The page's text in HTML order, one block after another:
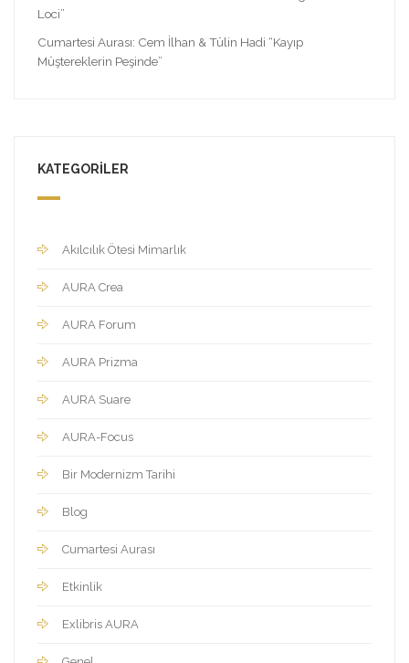
Loci”
Cumartesi Aurası: Cem İlhan & Tülin Hadi “Kayıp
Müştereklerin Peşinde”
KATEGORILER
Akılcılık Ötesi Mimarlık
AURA Crea
AURA Forum
AURA Prizma
AURA Suare
AURA-Focus
Bir Modernizm Tarihi
Blog
Cumartesi Aurası
Etkinlik
Exlibris AURA